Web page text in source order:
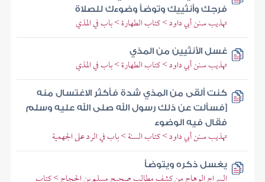
فرجك وأنثييك وتوضأ وضوءك للصلاة
تهذيب سنن أبي داود > كتاب الطهارة > باب في المذي
غسل الأنثيين من المذي
تهذيب سنن أبي داود > كتاب الطهارة > باب في المذي
كنت ألقى من المذي شدة فأكثر الاغتسال منه
[فسألت عن ذلك رسول الله صلى الله عليه وسلم
فقال فيه الوضوء
تهذيب سنن أبي داود > كتاب السنة > باب في الرد على الجهمية
يغسل ذكره ويتوضأ